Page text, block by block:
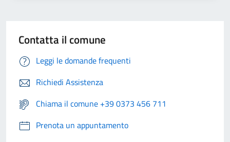
Contatta il comune
Leggi le domande frequenti
Richiedi Assistenza
Chiama il comune +39 0373 456 711
Prenota un appuntamento